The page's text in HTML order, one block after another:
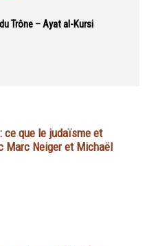
Trône – Ayat al-Kursi
ce que le judaïsme et
Marc Neiger et Michaël